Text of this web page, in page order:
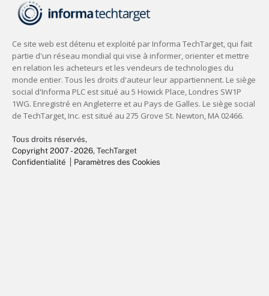
Tous droits réservés,
Copyright 2007 - 2026, TechTarget
Confidentialité
Paramètres des Cookies